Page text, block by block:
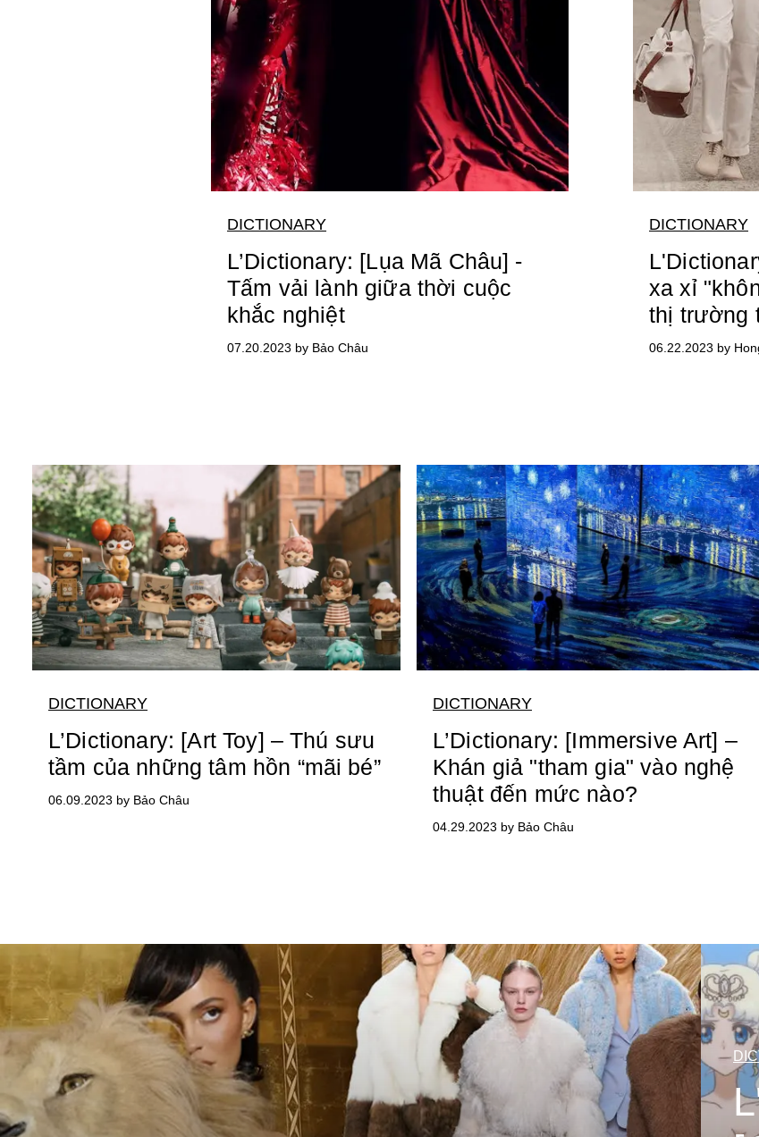
DICTIONARY
L’Dictionary: [Lụa Mã Châu] -
Tấm vải lành giữa thời cuộc
khắc nghiệt
07.20.2023 by Bảo Châu
DICTIONARY
xa xỉ
thị trường
06.22.2023 by
DICTIONARY
L’Dictionary: [Art Toy] – Thú sưu
tầm của những tâm hồn “mãi bé”
06.09.2023 by Bảo Châu
DICTIONARY
L’Dictionary: [Immersive Art] –
Khán giả "tham gia" vào nghệ
thuật đến mức nào?
04.29.2023 by Bảo Châu